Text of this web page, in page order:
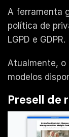
A ferramenta
política de
LGPD e GDPR.
Atualmente, o
modelos
Presell de